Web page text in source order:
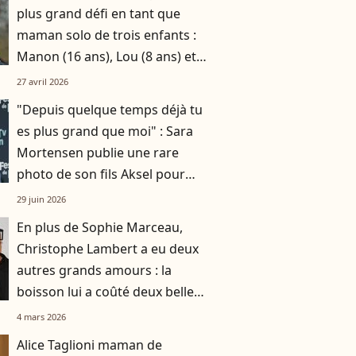
plus grand défi en tant que
maman solo de trois enfants :
Manon (16 ans), Lou (8 ans) et
Sacha (5 ans)
27 avril 2026
"Depuis quelque temps déjà tu
es plus grand que moi" : Sara
Mortensen publie une rare
photo de son fils Aksel pour
ses 17 ans
29 juin 2026
En plus de Sophie Marceau,
Christophe Lambert a eu deux
autres grands amours : la
boisson lui a coûté deux belles
histoires
4 mars 2026
Alice Taglioni maman de